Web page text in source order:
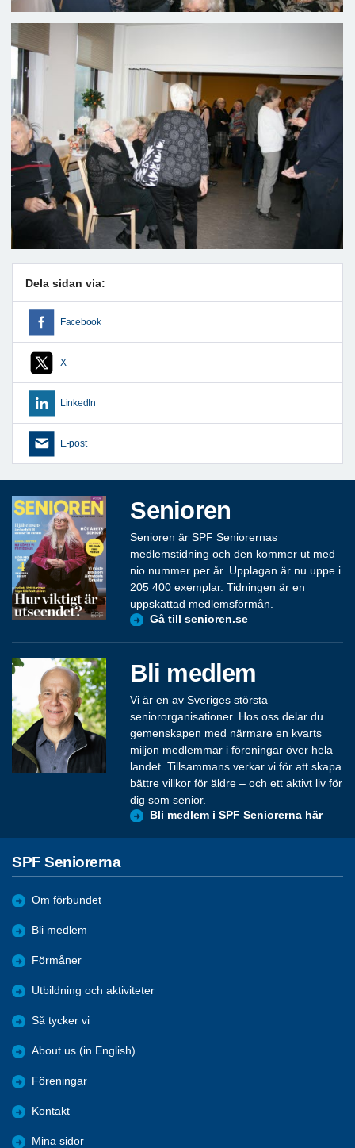
Dela sidan via:
Facebook
X
LinkedIn
E-post
Senioren
Senioren är SPF Seniorernas
medlemstidning och den kommer ut med
nio nummer per år. Upplagan är nu uppe i
205 400 exemplar. Tidningen är en
uppskattad medlemsförmån.
Gå till senioren.se
Bli medlem
Vi är en av Sveriges största
seniororganisationer. Hos oss delar du
gemenskapen med närmare en kvarts
miljon medlemmar i föreningar över hela
landet. Tillsammans verkar vi för att skapa
bättre villkor för äldre – och ett aktivt liv för
dig som senior.
Bli medlem i SPF Seniorerna här
SPF Seniorerna
Om förbundet
Bli medlem
Förmåner
Utbildning och aktiviteter
Så tycker vi
About us (in English)
Föreningar
Kontakt
Mina sidor